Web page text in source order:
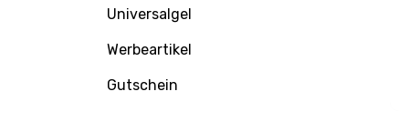
Universalgel
Werbeartikel
Gutschein